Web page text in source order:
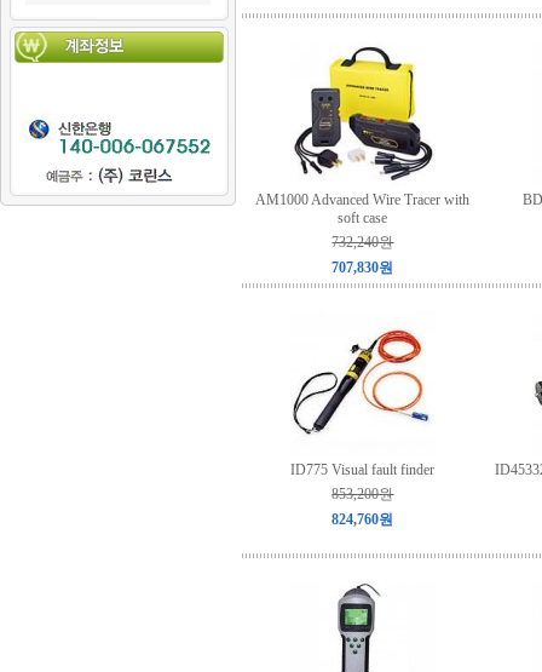
AM1000 Advanced Wire Tracer with
soft case
732,240원
707,830원
ID775 Visual fault finder
853,200원
824,760원